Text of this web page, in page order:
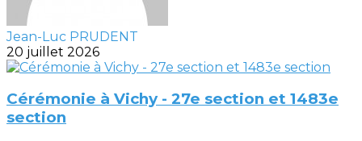
Jean-Luc PRUDENT
20 juillet 2026
Cérémonie à Vichy - 27e section et 1483e
section